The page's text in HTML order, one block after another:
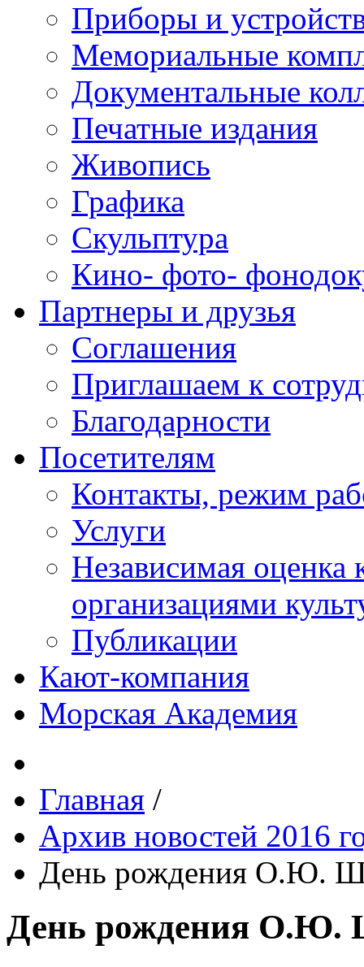
Приборы и
Мемориальные
Документальные
Печатные издания
Живопись
Графика
Скульптура
Кино- фото-
Партнеры и друзья
Соглашения
Приглашаем к
Благодарности
Посетителям
Контакты, режим
Услуги
Независимая оценка
организациями
Публикации
Кают-компания
Морская Академия
Главная /
Архив новостей 2016
День рождения О.Ю.
День рождения О.Ю.